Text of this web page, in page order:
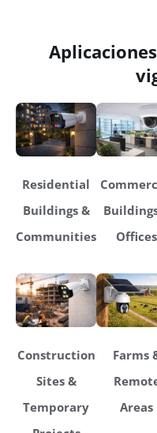
Residential
Buildings &
Communities
Offices
Construction
Sites &
Temporary
Farms
Areas